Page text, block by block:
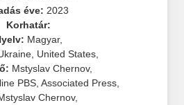
éve: 2023
Korhatár:
Magyar,
United States
Mstyslav Chernov,
PBS, Associated Press,
Chernov,